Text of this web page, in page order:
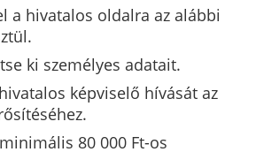
a hivatalos oldalra az alábbi
ki személyes adatait.
képviselő hívását az
80 000 Ft-os